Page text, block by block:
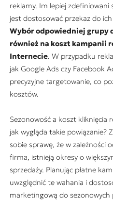
reklamy. Im lepiej zdefiniowani
jest dostosować przekaz do
Wybór odpowiedniej grupy
również na koszt kampanii
Internecie. W przypadku
jak Google Ads czy Facebook
precyzyjne targetowanie, co
kosztów.
Sezonowość a koszt kliknięcia
jak wygląda takie powiązanie?
sobie sprawę, że w zależności
firma, istnieją okresy o
sprzedaży. Planując płatne
uwzględnić te wahania i
marketingową do